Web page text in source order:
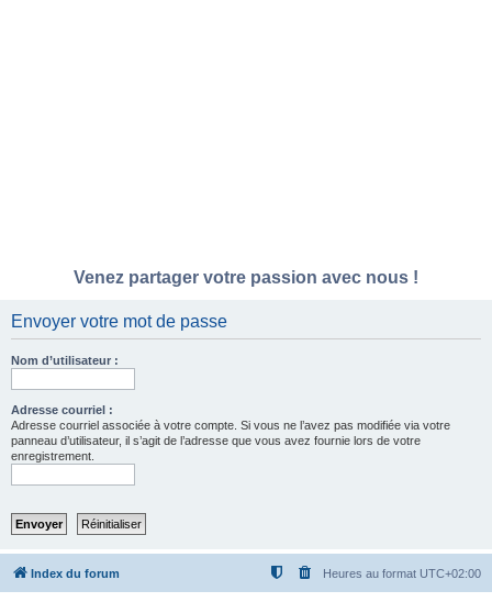
Venez partager votre passion avec nous !
Envoyer votre mot de passe
Nom d’utilisateur :
Adresse courriel :
Adresse courriel associée à votre compte. Si vous ne l’avez pas modifiée via votre
panneau d’utilisateur, il s’agit de l’adresse que vous avez fournie lors de votre
enregistrement.
Index du forum Heures au format UTC+02:00